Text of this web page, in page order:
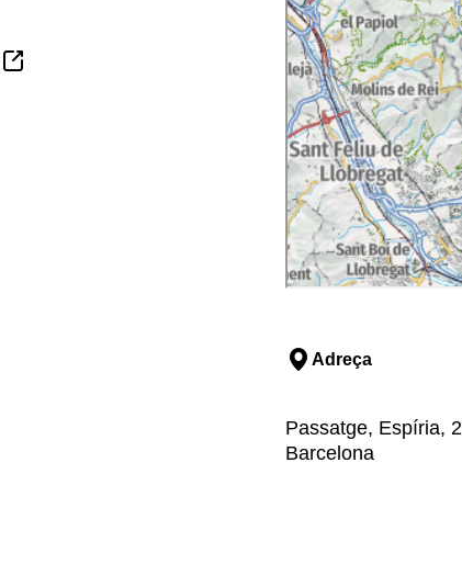
Adreça
Passatge, Espíria,
Barcelona